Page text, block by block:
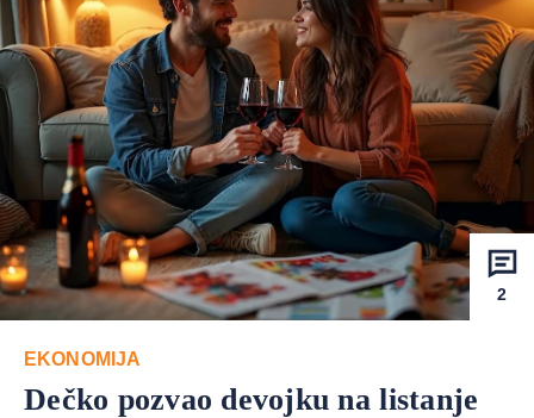
2
EKONOMIJA
Dečko pozvao devojku na listanje